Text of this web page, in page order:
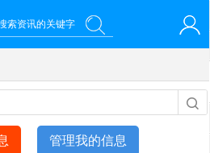
极网-济南西部新城社区新媒体综
讯门户网站
册 微信快速登录
管理我的信息